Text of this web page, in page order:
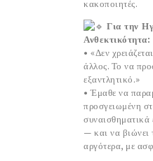
κακοποιητές.
Για την
Ανθεκτικότητα:
• «Δεν
άλλος. Το να
εξαντλητικό.»
• Έμαθε να
προσγειωμένη
συναισθηματικά
— και να βιώνει
αργότερα, με